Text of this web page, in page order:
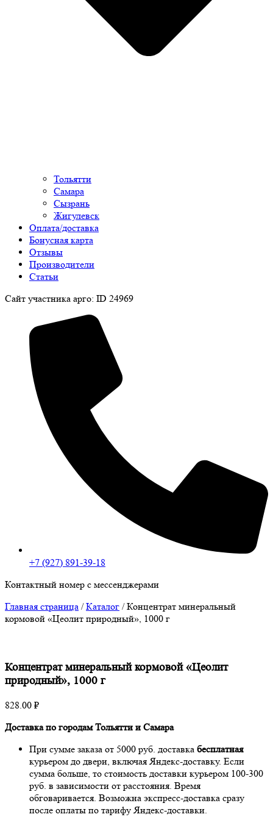
Тольятти
Самара
Сызрань
Жигулевск
Оплата/доставка
Бонусная карта
Отзывы
Производители
Статьи
Сайт участника арго: ID 24969
+7 (927) 891-39-18
Контактный номер с мессенджерами
Главная страница /Каталог /Концентрат минеральный
кормовой «Цеолит природный», 1000 г
Концентрат минеральный кормовой «Цеолит
природный», 1000 г
828.00 ₽
Доставка по городам Тольятти и Самара
При сумме заказа от 5000 руб. доставка бесплатная
курьером до двери, включая Яндекс-доставку. Если
сумма больше, то стоимость доставки курьером 100-300
руб. в зависимости от расстояния. Время
обговаривается. Возможна экспресс-доставка сразу
после оплаты по тарифу Яндекс-доставки.